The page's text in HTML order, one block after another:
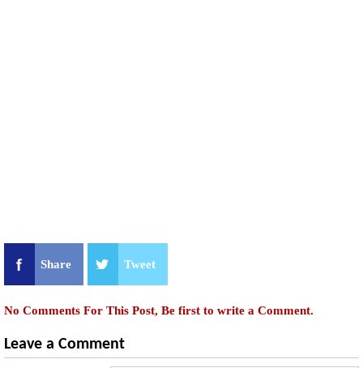
Share Tweet
No Comments For This Post, Be first to write a Comment.
Leave a Comment